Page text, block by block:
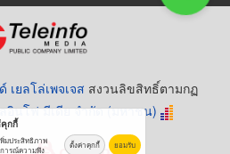
เยลโล่เพจเจส สงวนลิขสิทธิ์ตามกฏ
อินโฟ มีเดีย จำกัด (มหาชน)
กกี้
พิ่มประสิทธิภาพ
ารณ์ความพึง
ตั้งค่าคุกกี้ ยอมรับ